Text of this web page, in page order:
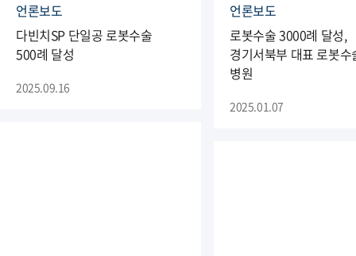
언론보도
다빈치SP 단일공 로봇수술
500례 달성
2025.09.16
언론보도
로봇수술 3000례 달성,
경기서북부 대표 로봇수
병원
2025.01.07